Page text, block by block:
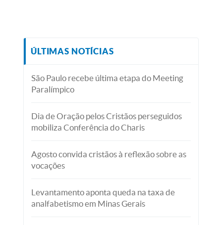
ÚLTIMAS NOTÍCIAS
São Paulo recebe última etapa do Meeting
Paralímpico
Dia de Oração pelos Cristãos perseguidos
mobiliza Conferência do Charis
Agosto convida cristãos à reflexão sobre as
vocações
Levantamento aponta queda na taxa de
analfabetismo em Minas Gerais